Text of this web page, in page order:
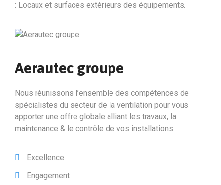
: Locaux et surfaces extérieurs des équipements.
Aerautec groupe
Nous réunissons l’ensemble des compétences de
spécialistes du secteur de la ventilation pour vous
apporter une offre globale alliant les travaux, la
maintenance & le contrôle de vos installations.
Excellence
Engagement